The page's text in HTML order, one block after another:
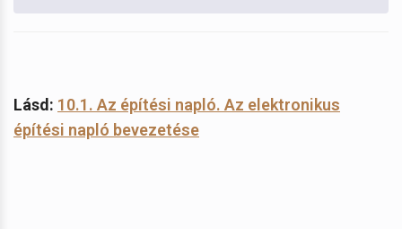
Lásd: 10.1. Az építési napló. Az elektronikus
építési napló bevezetése